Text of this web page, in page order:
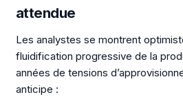
attendue
Les analystes se montrent
fluidification progressive de la
années de tensions
anticipe :